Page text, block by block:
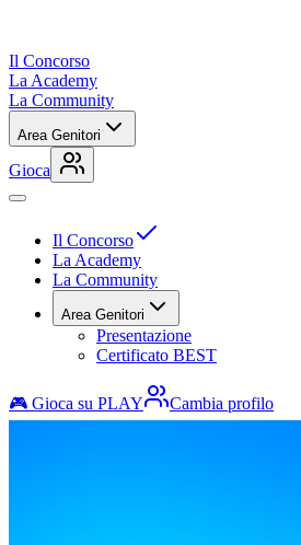
Il Concorso
La Academy
La Community
Area Genitori
Gioca
Il Concorso
La Academy
La Community
Area Genitori
Presentazione
Certificato BEST
🎮 Gioca su PLAY Cambia profilo